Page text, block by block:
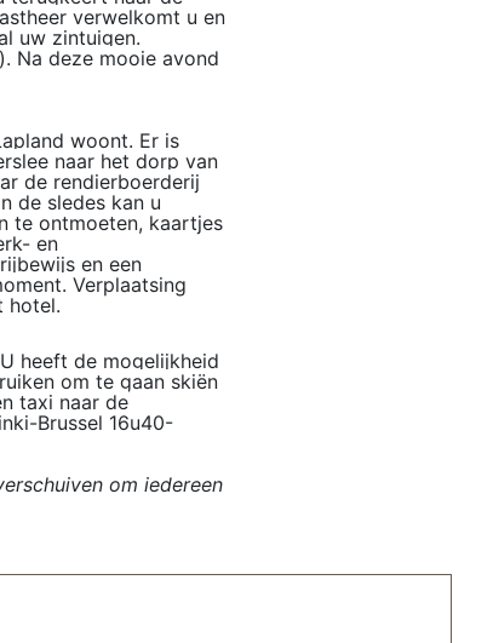
verwelkomt u en
uw zintuigen.
Na deze mooie avond
woont. Er is
naar het dorp van
de rendierboerderij
de sledes kan u
te ontmoeten, kaartjes
en
en een
Verplaatsing
hotel.
heeft de mogelijkheid
om te gaan skiën
taxi naar de
Brussel 16u40-
om iedereen